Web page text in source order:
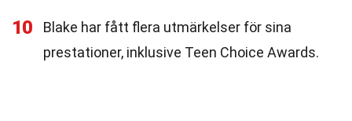
10
Blake har fått flera utmärkelser för sina
prestationer, inklusive Teen Choice Awards.